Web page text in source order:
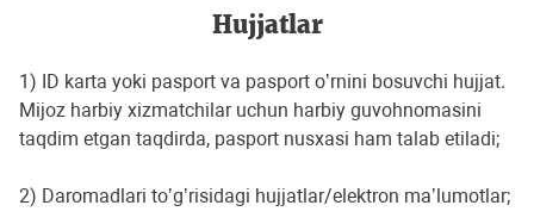
Hujjatlar
1) ID karta yoki pasport va pasport oʼrnini bosuvchi hujjat.
Mijoz harbiy xizmatchilar uchun harbiy guvohnomasini
taqdim etgan taqdirda, pasport nusxasi ham talab etiladi;
2) Daromadlari toʼgʼrisidagi hujjatlar/elektron maʼlumotlar;